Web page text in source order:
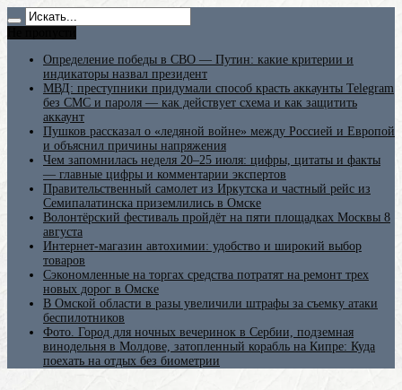
Определение победы в СВО — Путин: какие критерии и
индикаторы назвал президент
МВД: преступники придумали способ красть аккаунты Telegram
без СМС и пароля — как действует схема и как защитить
аккаунт
Пушков рассказал о «ледяной войне» между Россией и Европой
и объяснил причины напряжения
Чем запомнилась неделя 20–25 июля: цифры, цитаты и факты
— главные цифры и комментарии экспертов
Правительственный самолет из Иркутска и частный рейс из
Семипалатинска приземлились в Омске
Волонтёрский фестиваль пройдёт на пяти площадках Москвы 8
августа
Интернет-магазин автохимии: удобство и широкий выбор
товаров
Сэкономленные на торгах средства потратят на ремонт трех
новых дорог в Омске
В Омской области в разы увеличили штрафы за съемку атаки
беспилотников
Фото. Город для ночных вечеринок в Сербии, подземная
винодельня в Молдове, затопленный корабль на Кипре: Куда
поехать на отдых без биометрии